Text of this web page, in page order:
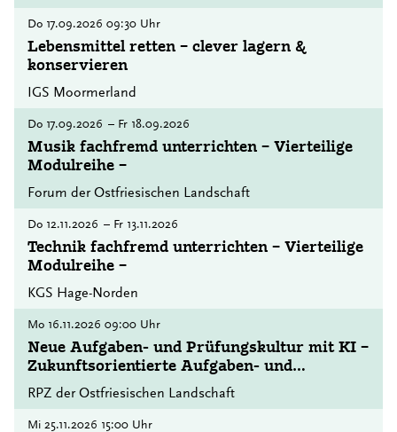
Do 17.09.2026 09:30 Uhr
Lebensmittel retten – clever lagern &
konservieren
IGS Moormerland
Do 17.09.2026 – Fr 18.09.2026
Musik fachfremd unterrichten – Vierteilige
Modulreihe –
Forum der Ostfriesischen Landschaft
Do 12.11.2026 – Fr 13.11.2026
Technik fachfremd unterrichten – Vierteilige
Modulreihe –
KGS Hage-Norden
Mo 16.11.2026 09:00 Uhr
Neue Aufgaben- und Prüfungskultur mit KI –
Zukunftsorientierte Aufgaben- und
Prüfungsformate gestalten
RPZ der Ostfriesischen Landschaft
Mi 25.11.2026 15:00 Uhr